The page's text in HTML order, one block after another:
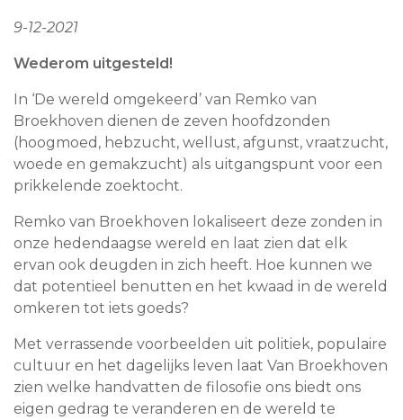
9-12-2021
Wederom uitgesteld!
In ‘De wereld omgekeerd’ van Remko van
Broekhoven dienen de zeven hoofdzonden
(hoogmoed, hebzucht, wellust, afgunst, vraatzucht,
woede en gemakzucht) als uitgangspunt voor een
prikkelende zoektocht.
Remko van Broekhoven lokaliseert deze zonden in
onze hedendaagse wereld en laat zien dat elk
ervan ook deugden in zich heeft. Hoe kunnen we
dat potentieel benutten en het kwaad in de wereld
omkeren tot iets goeds?
Met verrassende voorbeelden uit politiek, populaire
cultuur en het dagelijks leven laat Van Broekhoven
zien welke handvatten de filosofie ons biedt ons
eigen gedrag te veranderen en de wereld te